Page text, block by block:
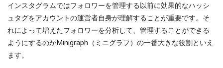
インスタグラムではフォロワーを管理する以前に効果的なハッシ
ュタグをアカウントの運営者自身が理解することが重要です。そ
れによって増えたフォロワーを分析して、管理することができる
ようにするのがMinigraph（ミニグラフ）の一番大きな役割といえ
ます。